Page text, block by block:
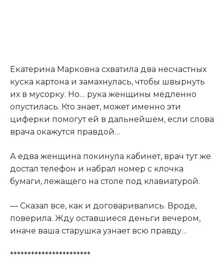
Екатерина Марковна схватила два несчастных
куска картона и замахнулась, чтобы швырнуть
их в мусорку. Но… рука женщины медленно
опустилась. Кто знает, может именно эти
циферки помогут ей в дальнейшем, если слова
врача окажутся правдой…
А едва женщина покинула кабинет, врач тут же
достал телефон и набрал номер с клочка
бумаги, лежащего на столе под клавиатурой.
— Сказал все, как и договаривались. Вроде,
поверила. Жду оставшиеся деньги вечером,
иначе ваша старушка узнает всю правду…
***********************